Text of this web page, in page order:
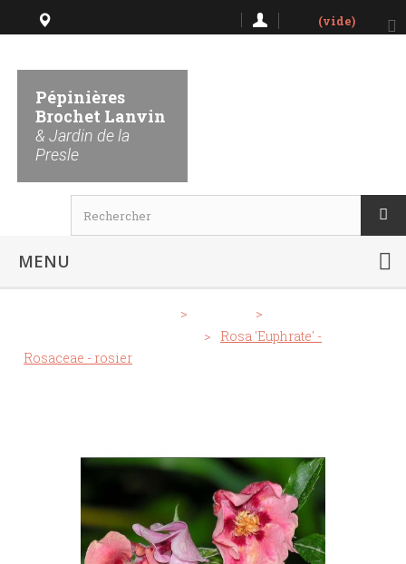
(vide)
Pépinières
Brochet Lanvin
& Jardin de la
Presle
MENU
>
>
>
Rosa 'Euphrate' -
Rosaceae - rosier